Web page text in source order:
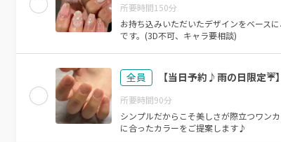
所要時間150分
お持ち込みいただいたデザインをベース
です。(3D不可、キャラ要相談)
全員 【当日予約♪雨の日限定☔
所要時間90分
シンプルだからこそ美しさが際立つワン
に合ったカラーをご提案します♪